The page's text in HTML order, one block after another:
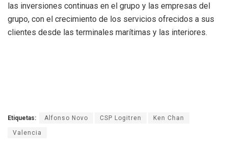
las inversiones continuas en el grupo y las empresas del
grupo, con el crecimiento de los servicios ofrecidos a sus
clientes desde las terminales marítimas y las interiores.
Etiquetas: Alfonso Novo CSP Logitren Ken Chan
Valencia